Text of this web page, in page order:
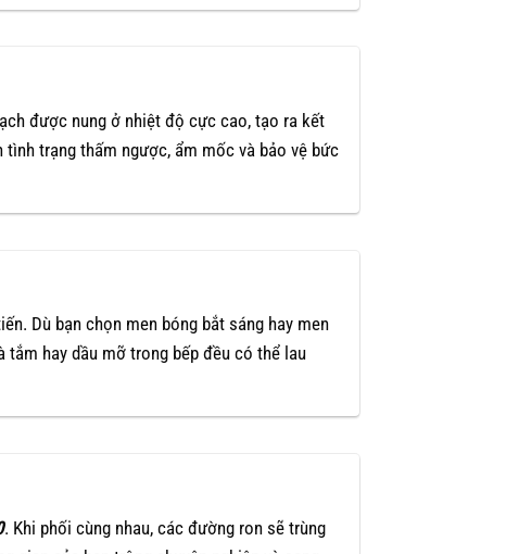
được nung ở nhiệt độ cực cao, tạo ra kết
trạng thấm ngược, ẩm mốc và bảo vệ bức
Dù bạn chọn men bóng bắt sáng hay men
hay dầu mỡ trong bếp đều có thể lau
. Khi phối cùng nhau, các đường ron sẽ trùng